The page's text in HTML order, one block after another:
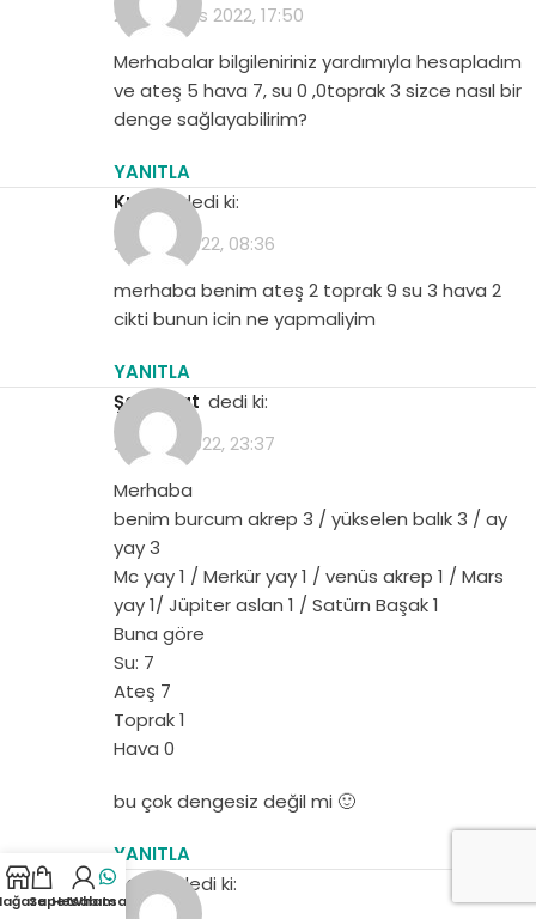
21 Ağustos 2022, 17:50
Merhabalar bilgileniriniz yardımıyla hesapladım
ve ateş 5 hava 7, su 0 ,0toprak 3 sizce nasıl bir
denge sağlayabilirim?
YANITLA
kubra
dedi ki:
25 Eylül 2022, 08:36
merhaba benim ateş 2 toprak 9 su 3 hava 2
cikti bunun icin ne yapmaliyim
YANITLA
Şehrazat dedi ki:
23 Ekim 2022, 23:37
Merhaba
benim burcum akrep 3 / yükselen balık 3 / ay
yay 3
Mc yay 1 / Merkür yay 1 / venüs akrep 1 / Mars
yay 1/ Jüpiter aslan 1 / Satürn Başak 1
Buna göre
Su: 7
Ateş 7
Toprak 1
Hava 0
bu çok dengesiz değil mi 🙂
YANITLA
talha
dedi ki:
SepetHesabım
Whatsapp